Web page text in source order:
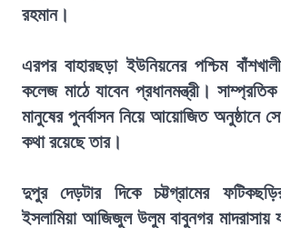
রহমান।
এরপর বাহারছড়া ইউনিয়নের পশ্চিম
কলেজ মাঠে যাবেন প্রধানমন্ত্রী।
মানুষের পুনর্বাসন নিয়ে আয়োজিত অনুষ্ঠানে
কথা রয়েছে তার।
দুপুর দেড়টার দিকে চট্টগ্রামের
ইসলামিয়া আজিজুল উলুম বাবুনগর মাদরাসায়